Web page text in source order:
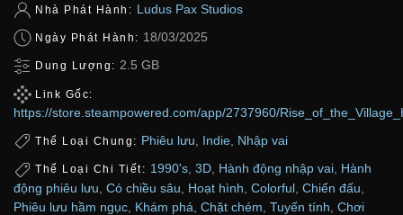
Nhà Phát Hành: Ludus Pax Studios
Ngày Phát Hành: 18/03/2025
Dung Lượng: 2.5 GB
Link Gốc:
https://store.steampowered.com/app/2737960/
Thể Loại Chung: Phiêu lưu Indie Nhập vai
Thể Loại Chi Tiết: 1990's, 3D, Hành động nhập vai, Hành
động phiêu lưu Có chiều sâu Hoạt hình Colorful Chiến đấu
Phiêu lưu hầm ngục Khám phá Chặt chém Tuyến tính Chơi